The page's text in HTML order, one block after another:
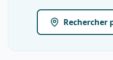
Rechercher